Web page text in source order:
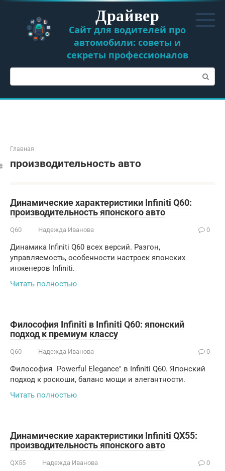
Перейти
контенту
Драйвер
Сайт для водителей про
автомобили: советы и
секреты профессионалов
Поиск:
Главная
производительность авто
Динамические характеристики Infiniti Q60:
производительность японского авто
Q60 Надежда Иванова 0
Динамика Infiniti Q60 всех версий. Разгон,
управляемость, особенности настроек японских
инженеров Infiniti.
Читать полностью
Философия Infiniti в Infiniti Q60: японский
подход к премиум классу
Q60 Надежда Иванова 0
Философия "Powerful Elegance" в Infiniti Q60. Японский
подход к роскоши, баланс мощи и элегантности.
Читать полностью
Динамические характеристики Infiniti QX55:
производительность японского авто
QX55 Надежда Иванова 0